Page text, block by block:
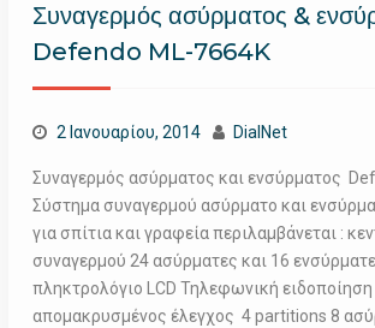
Συναγερμός ασύρματος &
Defendo ML-7664K
2 Ιανουαρίου, 2014 DialNet
Συναγερμός ασύρματος και ενσύρματος
Σύστημα συναγερμού ασύρματο και
για σπίτια και γραφεία περιλαμβάνεται :
συναγερμού 24 ασύρματες και 16
πληκτρολόγιο LCD Τηλεφωνική ειδοποίηση
απομακρυσμένος έλεγχος 4 partitions 8